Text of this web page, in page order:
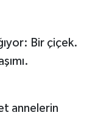
Bir çiçek.
annelerin